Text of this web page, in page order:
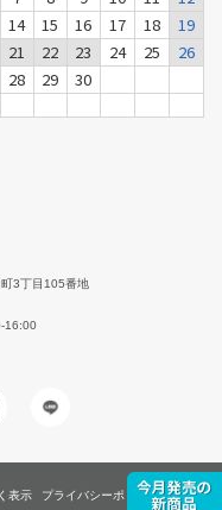
14 15 16 17 18
19
21 22 23 24 25
26
28 29 30
3丁目105番地
16:00
表示 プライバシーポリシー